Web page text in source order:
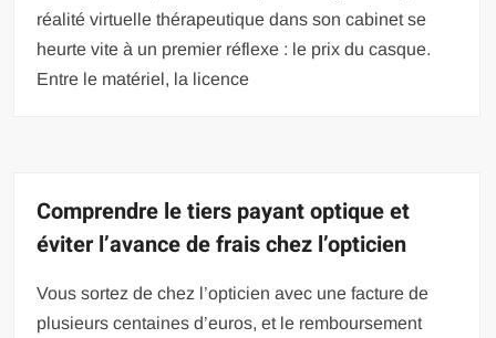
réalité virtuelle thérapeutique dans son cabinet se
heurte vite à un premier réflexe : le prix du casque.
Entre le matériel, la licence
Comprendre le tiers payant optique et
éviter l’avance de frais chez l’opticien
Vous sortez de chez l’opticien avec une facture de
plusieurs centaines d’euros, et le remboursement